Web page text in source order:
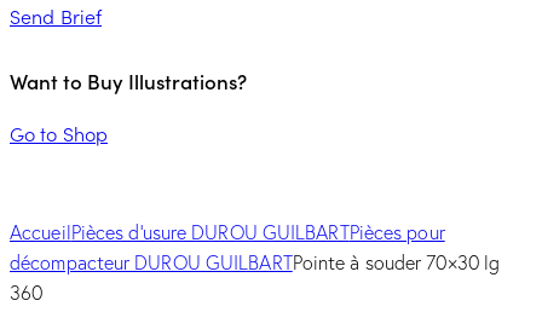
Send Brief
Want to Buy Illustrations?
Go to Shop
AccueilPièces d'usure DUROU GUILBARTPièces pour
décompacteur DUROU GUILBARTPointe à souder 70×30 lg
360